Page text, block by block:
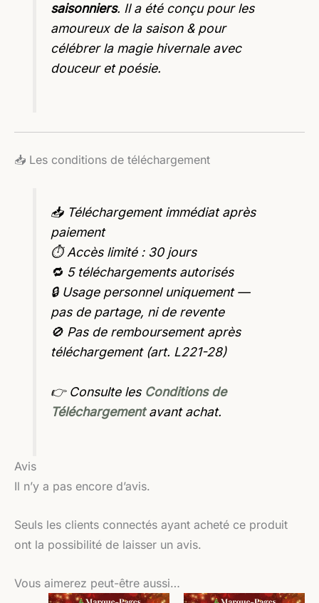
saisonniers. Il a été conçu pour les
amoureux de la saison & pour
célébrer la magie hivernale avec
douceur et poésie.
📥 Les conditions de téléchargement
📥 Téléchargement immédiat après
paiement
⏱️ Accès limité : 30 jours
🔁 5 téléchargements autorisés
🔒 Usage personnel uniquement —
pas de partage, ni de revente
🚫 Pas de remboursement après
téléchargement (art. L221-28)
👉 Consulte les Conditions de
Téléchargementavant achat.
Avis
Il n’y a pas encore d’avis.
Seuls les clients connectés ayant acheté ce produit
ont la possibilité de laisser un avis.
Vous aimerez peut-être aussi…